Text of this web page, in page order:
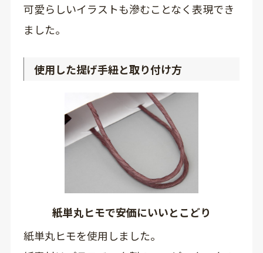
可愛らしいイラストも滲むことなく表現でき
ました。
使用した提げ手紐と取り付け方
紙単丸ヒモで安価にいいとこどり
紙単丸ヒモを使用しました。